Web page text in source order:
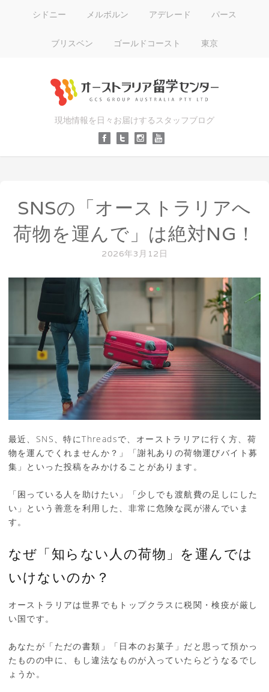
シドニー メルボルン アデレード パース
ブリスベン ゴールドコースト 東京
現地情報を日々お届けするスタッフブログ
SNSの「オーストラリアへ
荷物を運んで」は絶対NG！
2026年3月12日
最近、SNS、特にThreadsで、オーストラリアに行く方、荷
物を運んでくれませんか？」「謝礼ありの荷物運びバイト募
集」といった投稿をみかけることがあります。
「困っている人を助けたい」「少しでも渡航費の足しにした
い」という善意を利用した、非常に危険な罠が潜んでいま
す。
なぜ「知らない人の荷物」を運んでは
いけないのか？
オーストラリアは世界でもトップクラスに税関・検疫が厳し
い国です。
あなたが「ただの書類」「日本のお菓子」だと思って預かっ
たものの中に、もし違法なものが入っていたらどうなるでし
ょうか。